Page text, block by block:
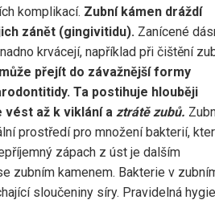
komplikací. Zubní kámen dráždí
zánět (gingivitidu). Zanícené
krvácejí, například při čištění
přejít do závažnější formy
Ta postihuje hlouběji
vést až k viklání a ztrátě zubů.
prostředí pro množení bakterií,
zápach z úst je dalším
zubním kamenem. Bakterie v
sloučeniny síry. Pravidelná